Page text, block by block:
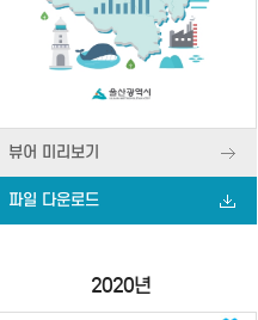
뷰어 미리보기
파일 다운로드
2020년